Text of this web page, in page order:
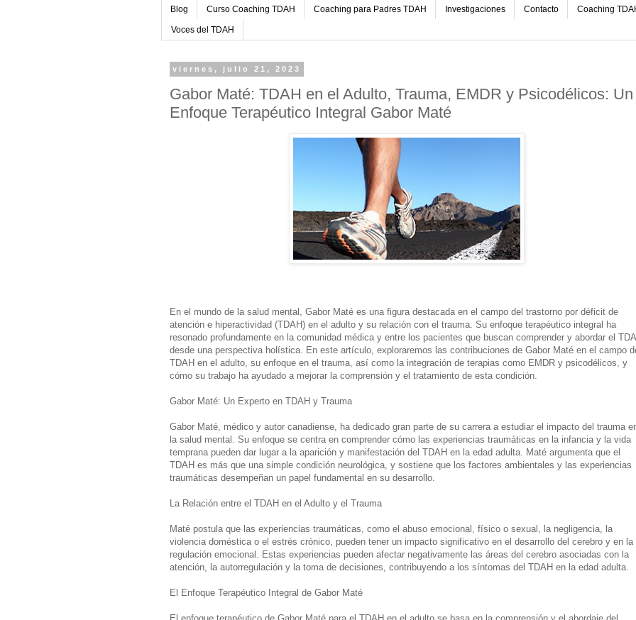
Blog Curso Coaching TDAH Coaching para Padres TDAH Investigaciones Contacto Coaching
Voces del TDAH
viernes, julio 21, 2023
Gabor Maté: TDAH en el Adulto, Trauma, EMDR y Psicodélicos: Un
Enfoque Terapéutico Integral Gabor Maté
En el mundo de la salud mental, Gabor Maté es una figura destacada en el campo del trastorno por déficit de
atención e hiperactividad (TDAH) en el adulto y su relación con el trauma. Su enfoque terapéutico integral ha
resonado profundamente en la comunidad médica y entre los pacientes que buscan comprender y abordar el
desde una perspectiva holística. En este artículo, exploraremos las contribuciones de Gabor Maté en el campo
TDAH en el adulto, su enfoque en el trauma, así como la integración de terapias como EMDR y psicodélicos, y
cómo su trabajo ha ayudado a mejorar la comprensión y el tratamiento de esta condición.
Gabor Maté: Un Experto en TDAH y Trauma
Gabor Maté, médico y autor canadiense, ha dedicado gran parte de su carrera a estudiar el impacto del trauma
la salud mental. Su enfoque se centra en comprender cómo las experiencias traumáticas en la infancia y la vida
temprana pueden dar lugar a la aparición y manifestación del TDAH en la edad adulta. Maté argumenta que el
TDAH es más que una simple condición neurológica, y sostiene que los factores ambientales y las experiencias
traumáticas desempeñan un papel fundamental en su desarrollo.
La Relación entre el TDAH en el Adulto y el Trauma
Maté postula que las experiencias traumáticas, como el abuso emocional, físico o sexual, la negligencia, la
violencia doméstica o el estrés crónico, pueden tener un impacto significativo en el desarrollo del cerebro y en la
regulación emocional. Estas experiencias pueden afectar negativamente las áreas del cerebro asociadas con la
atención, la autorregulación y la toma de decisiones, contribuyendo a los síntomas del TDAH en la edad adulta.
El Enfoque Terapéutico Integral de Gabor Maté